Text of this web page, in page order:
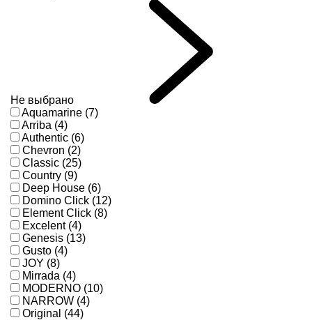
Не выбрано
Aquamarine (7)
Arriba (4)
Authentic (6)
Chevron (2)
Classic (25)
Country (9)
Deep House (6)
Domino Click (12)
Element Click (8)
Excelent (4)
Genesis (13)
Gusto (4)
JOY (8)
Mirrada (4)
MODERNO (10)
NARROW (4)
Original (44)